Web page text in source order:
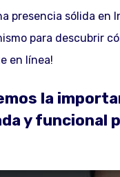
presencia sólida
para descubrir
en línea!
la
y funcional